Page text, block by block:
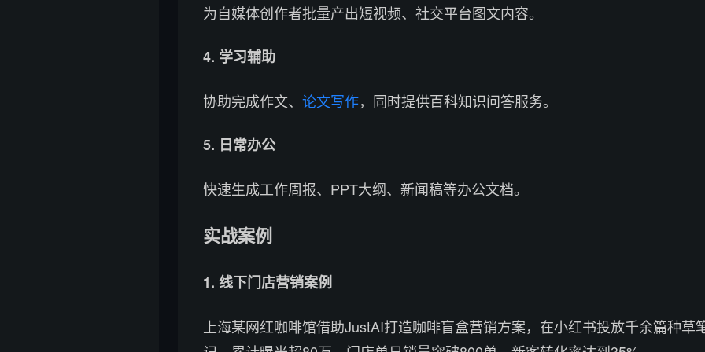
为自媒体创作者批量产出短视频、社交平台图文内容。
4. 学习辅助
协助完成作文、 论文写作，同时提供百科知识问答服务。
5. 日常办公
快速生成工作周报、PPT大纲、新闻稿等办公文档。
实战案例
1. 线下门店营销案例
上海某网红咖啡馆借助JustAI打造咖啡盲盒营销方案，在小红书投放千余篇种草